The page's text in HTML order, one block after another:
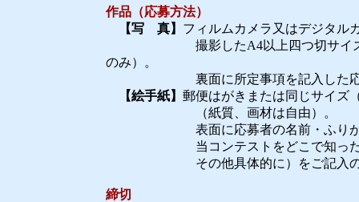
作品（応募方法）
【写 真】 フィルムカメラ又はデジタル
撮影したA4以上四つ切サイズ程度
のみ）。
裏面に所定事項を記入した応募票
【絵手紙】 郵便はがきまたは同じサイズ
（紙質、画材は自由）。
表面に応募者の名前・ふりがな・
当コンテストをどこで知ったか（
その他具体的に）をご記入の上
締切